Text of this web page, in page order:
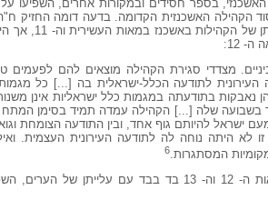
האשכנזי, בספר חסידים ובמקורות אחרים,
האשכנזית הקדומה. בדעה דומה החזיק ח"ה
זו. לדעתו, היתה
12:
מצדדי סגירת הקהילה מוצאים להם לפעמים
לתודעה הכלל-ישראלית בה [...] כל
בתודעתה במגמות כלל ישראליות אינן
בשבועה שלה [...] הקהילה עמדה תמיד בסימן
להיותם גוף אחד, ובין התודעה הצומחת
לא היתה נוחה לה לתודעה העירונית העצמית.
המסתגרות.6
כלומר, התודעה העירונית הפרטיקולריסטית, שהתפתחה במאות ה- 12